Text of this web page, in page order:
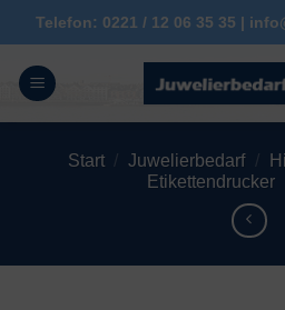
Zum
Inhalt
springen
Telefon: 0221 / 12 06 35 35 |
Start / Juwelierbedarf /
Etikettendrucker